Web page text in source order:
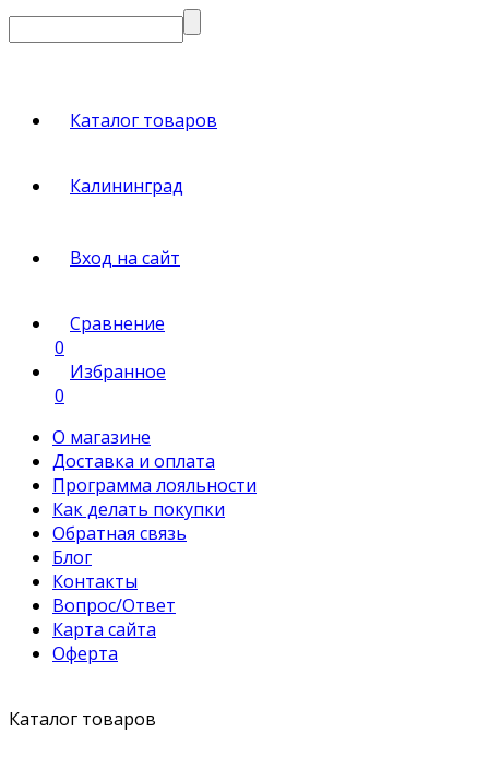
Каталог товаров
Калининград
Вход на сайт
Сравнение
0
Избранное
0
О магазине
Доставка и оплата
Программа лояльности
Как делать покупки
Обратная связь
Блог
Контакты
Вопрос/Ответ
Карта сайта
Оферта
Каталог товаров